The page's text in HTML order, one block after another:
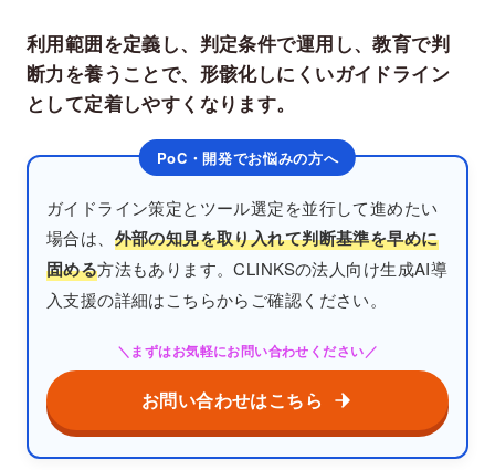
利用範囲を定義し、判定条件で運用し、教育で判
断力を養うことで、形骸化しにくいガイドライン
として定着しやすくなります。
ガイドライン策定とツール選定を並行して進めたい
場合は、 外部の知見を取り入れて判断基準を早めに
固める方法もあります。CLINKSの法人向け生成AI導
入支援の詳細はこちらからご確認ください。
＼まずはお気軽にお問い合わせください／
お問い合わせはこちら